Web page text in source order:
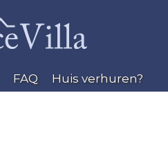
FAQ Huis verhuren?